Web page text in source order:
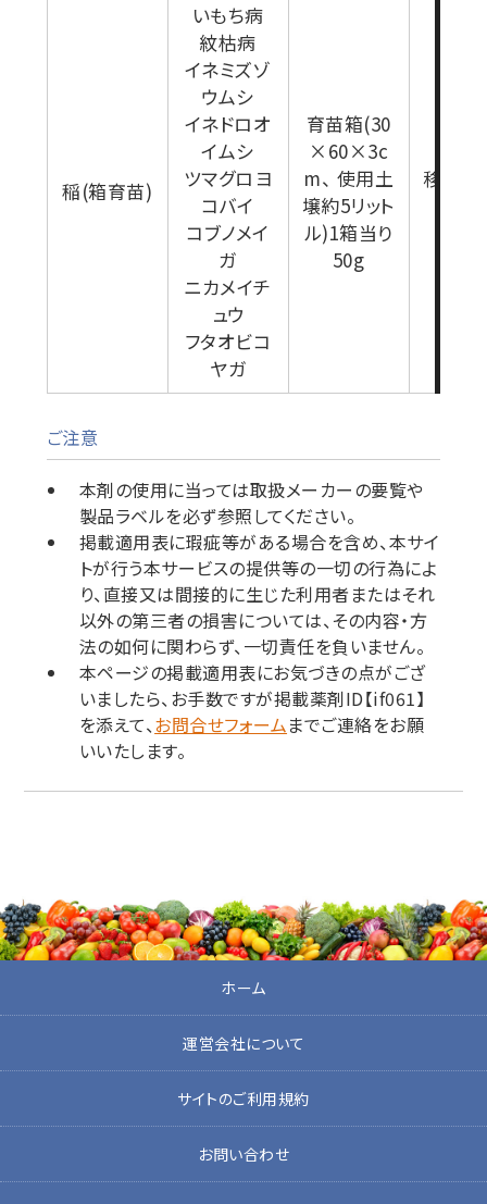
稲(箱育苗)
いもち病
紋枯病
イネミズゾ
ウムシ
イネドロオ
イムシ
ツマグロヨ
コバイ
コブノメイ
ガ
ニカメイチ
ュウ
フタオビコ
ヤガ
育苗箱(30
×60×3c
m、 使用土
壌約5リット
ル)1箱当り
50g
移植3
ご注意
本剤の使用に当っては取扱メーカーの要覧や
製品ラベルを必ず参照してください。
掲載適用表に瑕疵等がある場合を含め、本サイ
トが行う本サービスの提供等の一切の行為によ
り、直接又は間接的に生じた利用者またはそれ
以外の第三者の損害については、その内容・方
法の如何に関わらず、一切責任を負いません。
本ページの掲載適用表にお気づきの点がござ
いましたら、お手数ですが掲載薬剤ID【if061】
を添えて、お問合せフォームまでご連絡をお願
いいたします。
ホーム
運営会社について
サイトのご利用規約
お問い合わせ